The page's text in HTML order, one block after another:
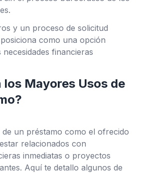
y un proceso de solicitud
como una opción
financieras
los Mayores Usos de
de un préstamo como el ofrecido
relacionados con
inmediatas o proyectos
Aquí te detallo algunos de